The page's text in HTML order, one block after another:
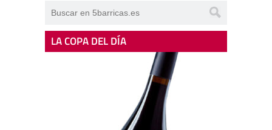
LA COPA DEL DÍA